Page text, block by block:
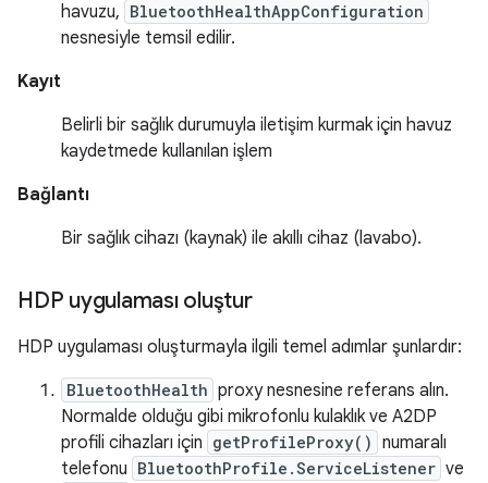
havuzu, BluetoothHealthAppConfiguration
nesnesiyle temsil edilir.
Kayıt
Belirli bir sağlık durumuyla iletişim kurmak için havuz
kaydetmede kullanılan işlem
Bağlantı
Bir sağlık cihazı (kaynak) ile akıllı cihaz (lavabo).
HDP uygulaması oluştur
HDP uygulaması oluşturmayla ilgili temel adımlar şunlardır:
BluetoothHealth proxy nesnesine referans alın.
Normalde olduğu gibi mikrofonlu kulaklık ve A2DP
profili cihazları için getProfileProxy() numaralı
telefonu BluetoothProfile.ServiceListener ve